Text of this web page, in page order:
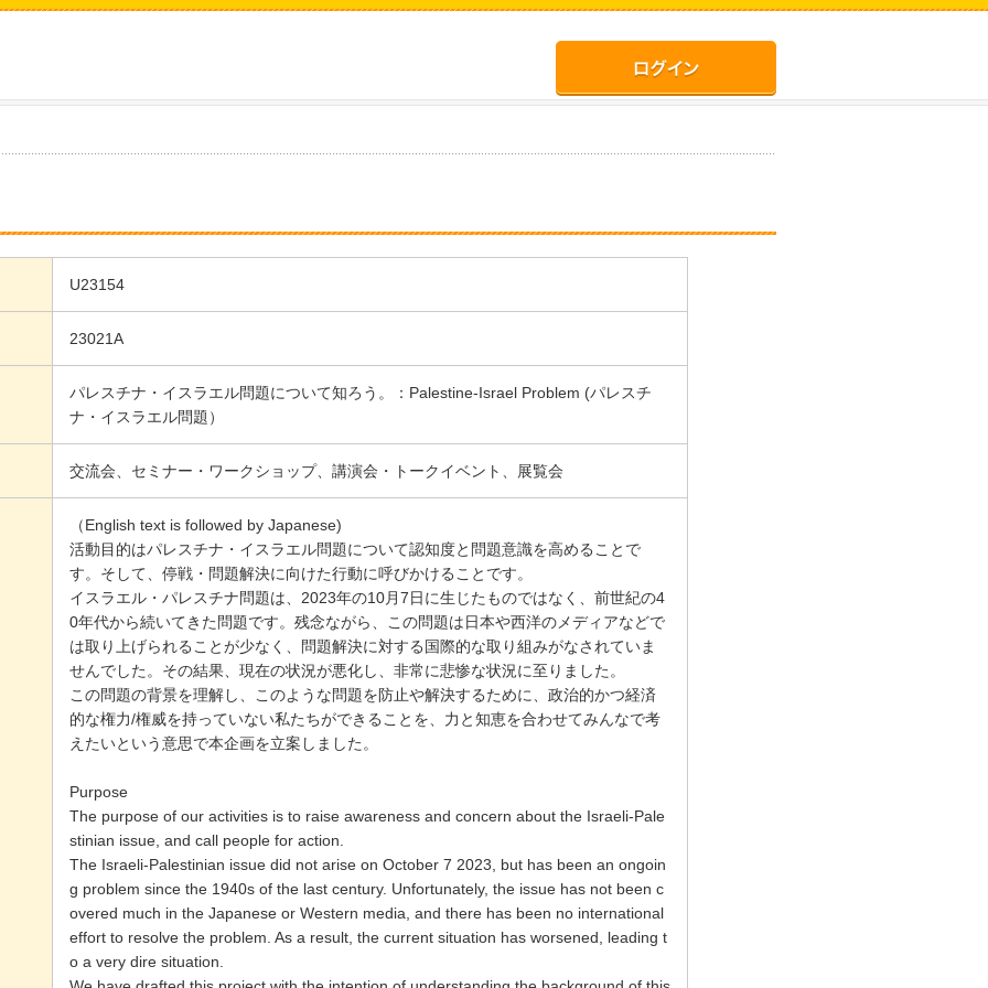
U23154
23021A
パレスチナ・イスラエル問題について知ろう。：Palestine-Israel Problem (パレスチ
ナ・イスラエル問題）
交流会、セミナー・ワークショップ、講演会・トークイベント、展覧会
（English text is followed by Japanese)
活動目的はパレスチナ・イスラエル問題について認知度と問題意識を高めることで
す。そして、停戦・問題解決に向けた行動に呼びかけることです。
イスラエル・パレスチナ問題は、2023年の10月7日に生じたものではなく、前世紀の4
0年代から続いてきた問題です。残念ながら、この問題は日本や西洋のメディアなどで
は取り上げられることが少なく、問題解決に対する国際的な取り組みがなされていま
せんでした。その結果、現在の状況が悪化し、非常に悲惨な状況に至りました。
この問題の背景を理解し、このような問題を防止や解決するために、政治的かつ経済
的な権力/権威を持っていない私たちができることを、力と知恵を合わせてみんなで考
えたいという意思で本企画を立案しました。
Purpose
The purpose of our activities is to raise awareness and concern about the Israeli-Pale
stinian issue, and call people for action.
The Israeli-Palestinian issue did not arise on October 7 2023, but has been an ongoin
g problem since the 1940s of the last century. Unfortunately, the issue has not been c
overed much in the Japanese or Western media, and there has been no international
effort to resolve the problem. As a result, the current situation has worsened, leading t
o a very dire situation.